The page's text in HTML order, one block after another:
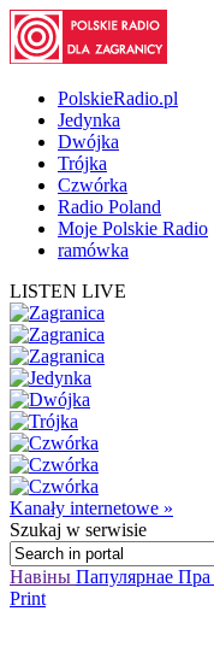
PolskieRadio.pl
Jedynka
Dwójka
Trójka
Czwórka
Radio Poland
Moje Polskie Radio
ramówka
LISTEN LIVE
Kanały internetowe »
Szukaj w serwisie
Навіны Папулярнае Пра
Print